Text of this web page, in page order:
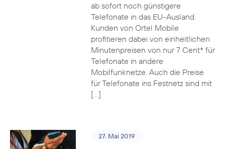
ab sofort noch günstigere
Telefonate in das EU-Ausland.
Kunden von Ortel Mobile
profitieren dabei von einheitlichen
Minutenpreisen von nur 7 Cent* für
Telefonate in andere
Mobilfunknetze. Auch die Preise
für Telefonate ins Festnetz sind mit
[…]
27. Mai 2019